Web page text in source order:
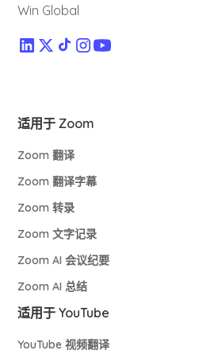
Win Global
适用于 Zoom
Zoom 翻译
Zoom 翻译字幕
Zoom 转录
Zoom 文字记录
Zoom AI 会议纪要
Zoom AI 总结
适用于 YouTube
YouTube 视频翻译